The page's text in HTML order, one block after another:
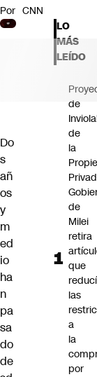
Futuro 360
Opinión
Por CNN
Do
s
añ
os
y
m
ed
io
ha
n
pa
sa
do
de
LO
MÁS
LEÍDO
de
de
la
de
Milei
retira
que
las
a
la
por